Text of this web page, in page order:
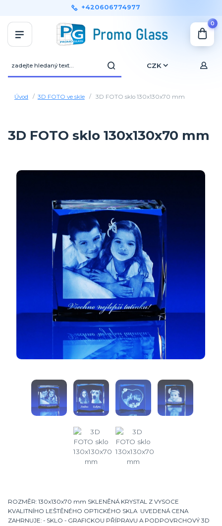
CZK
+420606774977
0
Úvod 3D FOTO ve skle 3D FOTO sklo 130x130x70 mm
3D FOTO sklo 130x130x70 mm
ROZMĚR: 130x130x70 mm SKLENĚNÁ KRYSTAL Z VYSOCE
KVALITNÍHO LEŠTĚNÉHO OPTICKÉHO SKLA UVEDENÁ CENA
ZAHRNUJE: - SKLO - GRAFICKOU PŘÍPRAVU A PODPOVRCHOVÝ 3D